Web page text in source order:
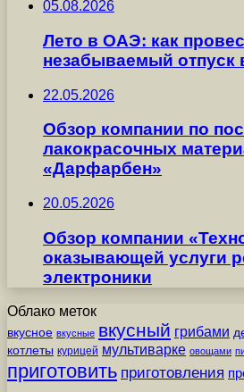
05.08.2026
Лето в ОАЭ: как
незабываемый отпуск
22.05.2026
Обзор компании по
лакокрасочных
«Дарфарбен»
20.05.2026
Обзор компании
оказывающей услуги
электроники
Облако меток
вкусное вкусные вкусный грибами
котлеты курицей мультиварке овощами
приготовить приготовления